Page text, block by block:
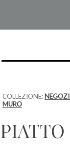
COLLEZIONE:
MURO